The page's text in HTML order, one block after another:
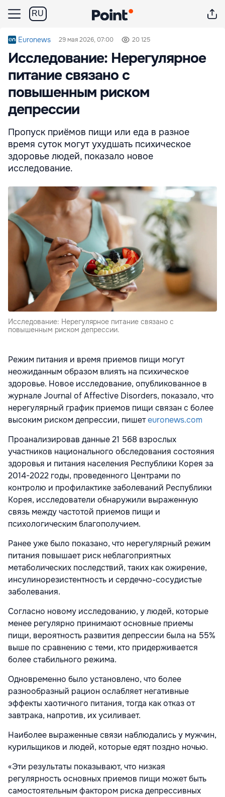
RU
Euronews 29 мая 2026, 07:00 20 125
Исследование: Нерегулярное
питание связано с
повышенным риском
депрессии
Пропуск приёмов пищи или еда в разное
время суток могут ухудшать психическое
здоровье людей, показало новое
исследование.
Исследование: Нерегулярное питание связано с
повышенным риском депрессии.
Режим питания и время приемов пищи могут
неожиданным образом влиять на психическое
здоровье. Новое исследование, опубликованное в
журнале Journal of Affective Disorders, показало, что
нерегулярный график приемов пищи связан с более
высоким риском депрессии, пишетeuronews.com
Проанализировав данные 21 568 взрослых
участников национального обследования состояния
здоровья и питания населения Республики Корея за
2014-2022 годы, проведенного Центрами по
контролю и профилактике заболеваний Республики
Корея, исследователи обнаружили выраженную
связь между частотой приемов пищи и
психологическим благополучием.
Ранее уже было показано, что нерегулярный режим
питания повышает риск неблагоприятных
метаболических последствий, таких как ожирение,
инсулинорезистентность и сердечно-сосудистые
заболевания.
Согласно новому исследованию, у людей, которые
менее регулярно принимают основные приемы
пищи, вероятность развития депрессии была на 55%
выше по сравнению с теми, кто придерживается
более стабильного режима.
Одновременно было установлено, что более
разнообразный рацион ослабляет негативные
эффекты хаотичного питания, тогда как отказ от
завтрака, напротив, их усиливает.
Наиболее выраженные связи наблюдались у мужчин,
курильщиков и людей, которые едят поздно ночью.
«Эти результаты показывают, что низкая
регулярность основных приемов пищи может быть
самостоятельным фактором риска депрессивных